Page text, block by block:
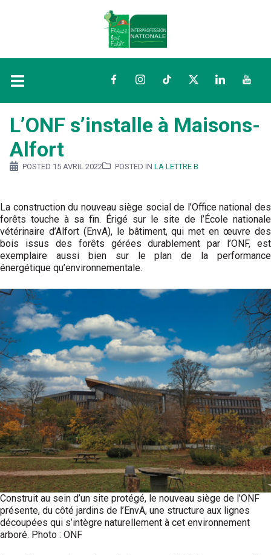
FacebookInstagramTikTokTwitterLinkedIn
L’ONF s’installe à Maisons-
Alfort
POSTED 15 AVRIL 2022 POSTED IN LA LETTRE B
La construction du nouveau siège social de l’Office national des
forêts touche à sa fin. Érigé sur le site de l’École nationale
vétérinaire d’Alfort (EnvA), le bâtiment, qui met en œuvre des
bois issus des forêts gérées durablement par l’ONF, est
exemplaire aussi bien sur le plan de la performance
énergétique qu’environnementale.
Construit au sein d’un site protégé, le nouveau siège de l’ONF
présente, du côté jardins de l’EnvA, une structure aux lignes
découpées qui s’intègre naturellement à cet environnement
arboré. Photo : ONF